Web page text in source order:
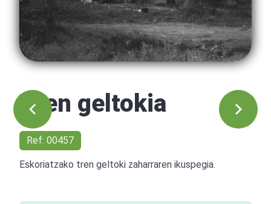
Tren geltokia
Ref: 00457
Eskoriatzako tren geltoki zaharraren ikuspegia.